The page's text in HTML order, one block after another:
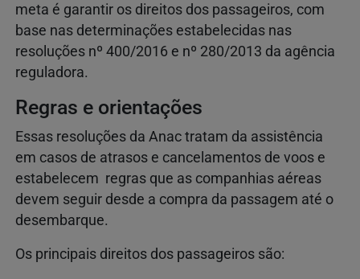
meta é garantir os direitos dos passageiros, com
base nas determinações estabelecidas nas
resoluções nº 400/2016 e nº 280/2013 da agência
reguladora.
Regras e orientações
Essas resoluções da Anac tratam da assistência
em casos de atrasos e cancelamentos de voos e
estabelecem regras que as companhias aéreas
devem seguir desde a compra da passagem até o
desembarque.
Os principais direitos dos passageiros são: